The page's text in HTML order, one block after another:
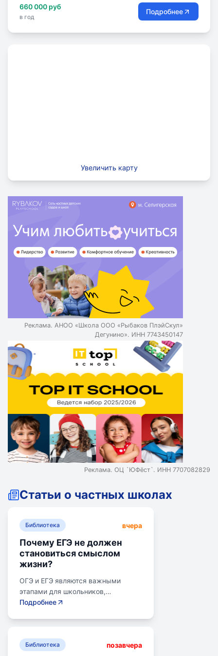
660 000 руб
в год
Подробнее
Увеличить карту
Реклама. АНОО «Школа ООО «Рыбаков ПлэйСкул»
Дегунино». ИНН 7743450147
Реклама. ОЦ `ЮФёст`. ИНН 7707082829
Статьи о частных школах
Библиотека вчера
Почему ЕГЭ не должен
становиться смыслом
жизни?
ОГЭ и ЕГЭ являются важными
этапами для школьников,
готовящихся к переходу на
старшего подросткового и
Подробнее
Библиотека позавчера